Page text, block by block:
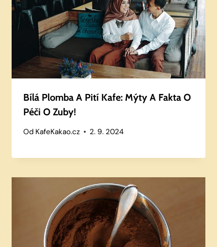
Bílá Plomba A Pití Kafe: Mýty A Fakta O
Péči O Zuby!
Od KafeKakao.cz 2. 9. 2024